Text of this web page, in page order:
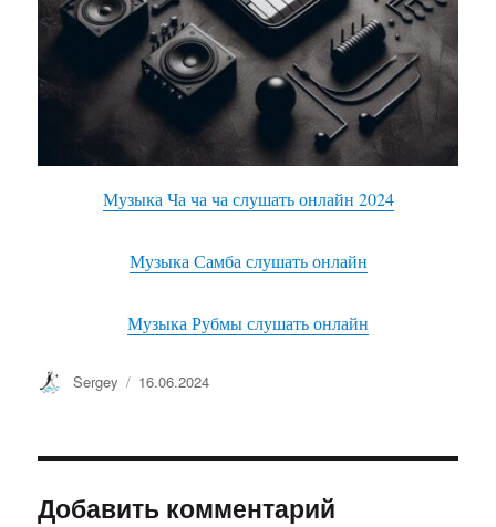
Музыка Ча ча ча слушать онлайн 2024
Музыка Самба слушать онлайн
Музыка Рубмы слушать онлайн
Автор
Sergey Опубликовано
16.06.2024
Добавить комментарий